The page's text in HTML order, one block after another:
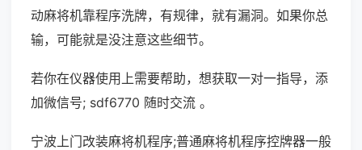
动麻将机靠程序洗牌，有规律，就有漏洞。如果你总
输，可能就是没注意这些细节。
若你在仪器使用上需要帮助，想获取一对一指导，添
加微信号; sdf6770 随时交流 。
宁波上门改装麻将机程序;普通麻将机程序控牌器一般